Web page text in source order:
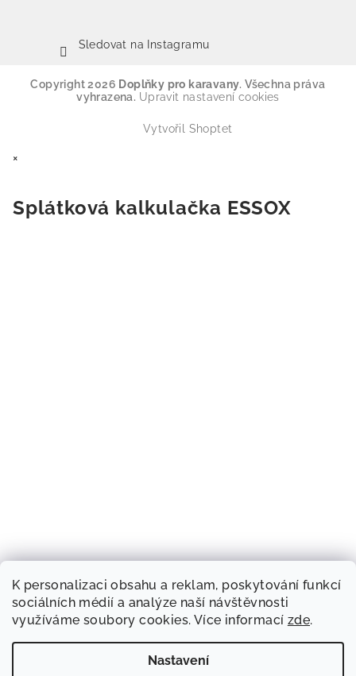
K personalizaci obsahu a reklam, poskytování funkcí
sociálních médií a analýze naší návštěvnosti
využíváme soubory cookies. Více informací zde.
Nastavení
Sledovat na Instagramu
Copyright 2026 Doplňky pro karavany. Všechna práva
vyhrazena. Upravit nastavení cookies
Vytvořil Shoptet
×
Splátková kalkulačka ESSOX